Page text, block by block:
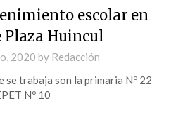
escolar en
Plaza Huincul
2020 by Redacción
se trabaja son la primaria Nº 22
Nº 10